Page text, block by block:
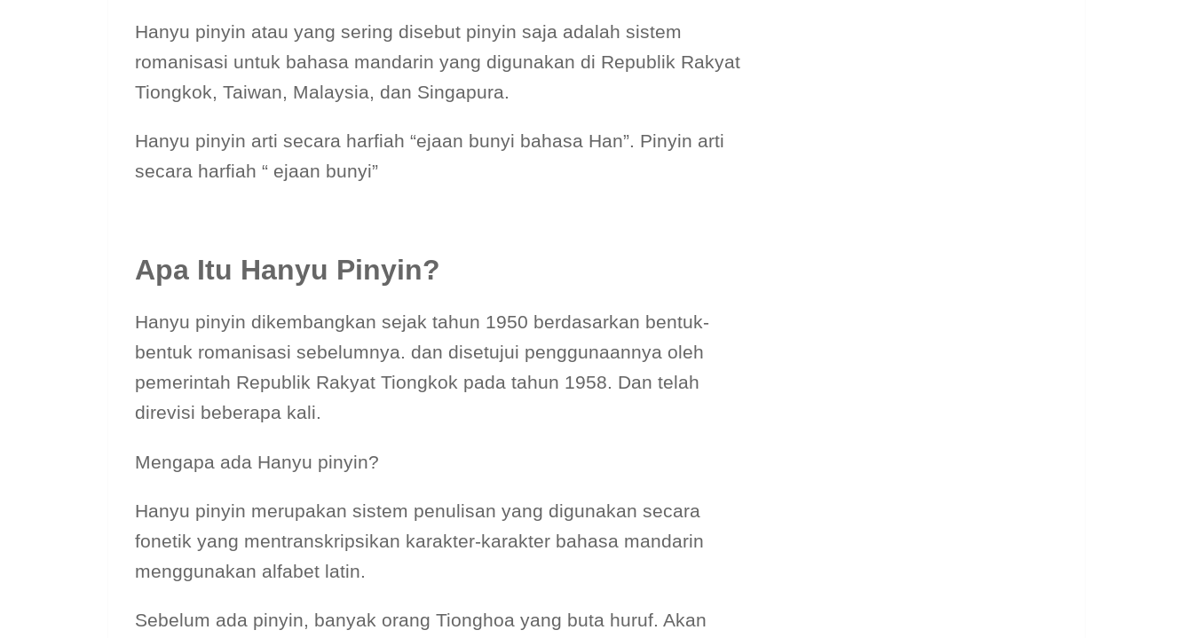
Hanyu pinyin atau yang sering disebut pinyin saja adalah sistem
romanisasi untuk bahasa mandarin yang digunakan di Republik Rakyat
Tiongkok, Taiwan, Malaysia, dan Singapura.
Hanyu pinyin arti secara harfiah “ejaan bunyi bahasa Han”. Pinyin arti
secara harfiah “ ejaan bunyi”
Apa Itu Hanyu Pinyin?
Hanyu pinyin dikembangkan sejak tahun 1950 berdasarkan bentuk-
bentuk romanisasi sebelumnya. dan disetujui penggunaannya oleh
pemerintah Republik Rakyat Tiongkok pada tahun 1958. Dan telah
direvisi beberapa kali.
Mengapa ada Hanyu pinyin?
Hanyu pinyin merupakan sistem penulisan yang digunakan secara
fonetik yang mentranskripsikan karakter-karakter bahasa mandarin
menggunakan alfabet latin.
Sebelum ada pinyin, banyak orang Tionghoa yang buta huruf. Akan